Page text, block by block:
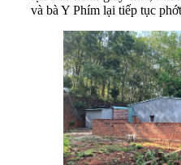
và bà Y Phím lại tiếp tục